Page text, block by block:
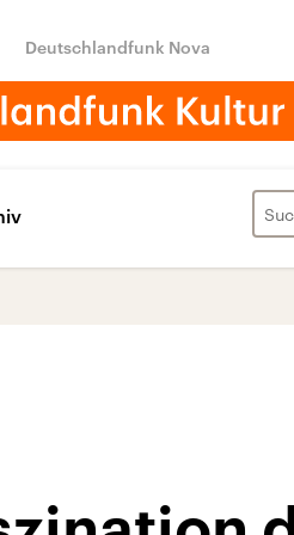
Deutschlandfunk Nova